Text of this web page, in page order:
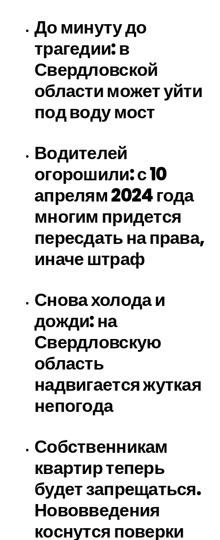
До минуту до
трагедии: в
Свердловской
области может уйти
под воду мост
Водителей
огорошили: с 10
апрелям 2024 года
многим придется
пересдать на права,
иначе штраф
Снова холода и
дожди: на
Свердловскую
область
надвигается жуткая
непогода
Собственникам
квартир теперь
будет запрещаться.
Нововведения
коснутся поверки